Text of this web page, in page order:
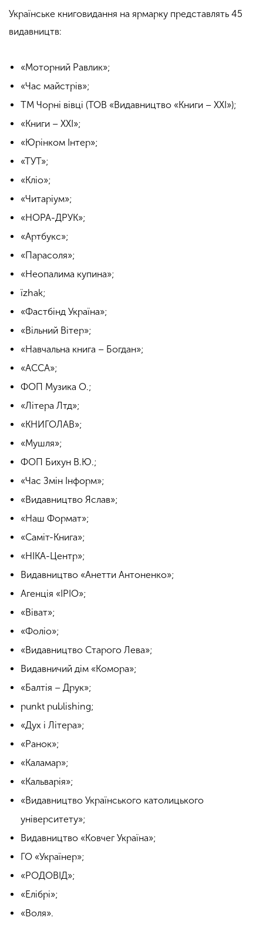
Українське книговидання на ярмарку представлять 45
видавництв:
«Моторний Равлик»;
«Час майстрів»;
ТМ Чорні вівці (ТОВ «Видавництво «Книги – ХХІ»);
«Книги – ХХІ»;
«Юрінком Інтер»;
«ТУТ»;
«Кліо»;
«Читаріум»;
«НОРА-ДРУК»;
«Артбукс»;
«Парасоля»;
«Неопалима купина»;
їzhak;
«Фастбінд Україна»;
«Вільний Вітер»;
«Навчальна книга – Богдан»;
«АССА»;
ФОП Музика О.;
«Літера Лтд»;
«КНИГОЛАВ»;
«Мушля»;
ФОП Бихун В.Ю.;
«Час Змін Інформ»;
«Видавництво Яслав»;
«Наш Формат»;
«Саміт-Книга»;
«НІКА-Центр»;
Видавництво «Анетти Антоненко»;
Агенція «ІРІО»;
«Віват»;
«Фоліо»;
«Видавництво Старого Лева»;
Видавничий дім «Комора»;
«Балтія – Друк»;
punkt publishing;
«Дух і Літера»;
«Ранок»;
«Каламар»;
«Кальварія»;
«Видавництво Українського католицького
університету»;
Видавництво «Ковчег Україна»;
ГО «Українер»;
«РОДОВІД»;
«Елібрі»;
«Воля».